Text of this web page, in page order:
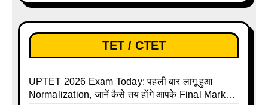
TET / CTET
UPTET 2026 Exam Today: पहली बार लागू हुआ
Normalization, जानें कैसे तय होंगे आपके Final Marks